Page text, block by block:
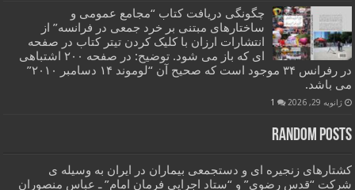
چگونگی دریافت کتاب “مجامع عمومی و
ساختارهای مبتنی بر خرد جمعی در فرانسه” از
انتشارات ارزان با کلیک کردن تیتر کتاب در صفحه
ای که باز می شود. توضیح: در صفحه ۲۰۰ اشتباهی
در رفرانس ۳۴ موجود است که صحیح آن “لوموند ۱۴ دسامبر ۲۰۱۰”
می باشد.
ژانویه 29, 2026 1
Random Posts
کشتارهای زنجیره ای و دستجمعی بیماران در ایران به وسیله ی
شرکت “قدس رضوی” و “ستاد اجرایی فرمان امام” ـ عباس منصوران